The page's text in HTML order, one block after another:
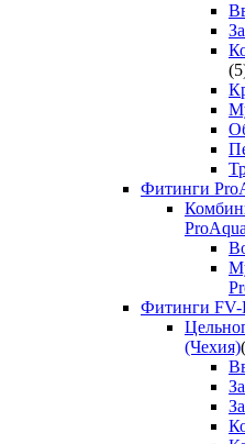
Фитинги
ProAqua
Фитинги FV-
(Чехия)